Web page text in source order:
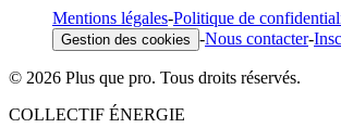
Mentions légales-Politique de
Gestion des cookies -Nous contacter-
© 2026 Plus que pro. Tous droits réservés.
COLLECTIF ÉNERGIE